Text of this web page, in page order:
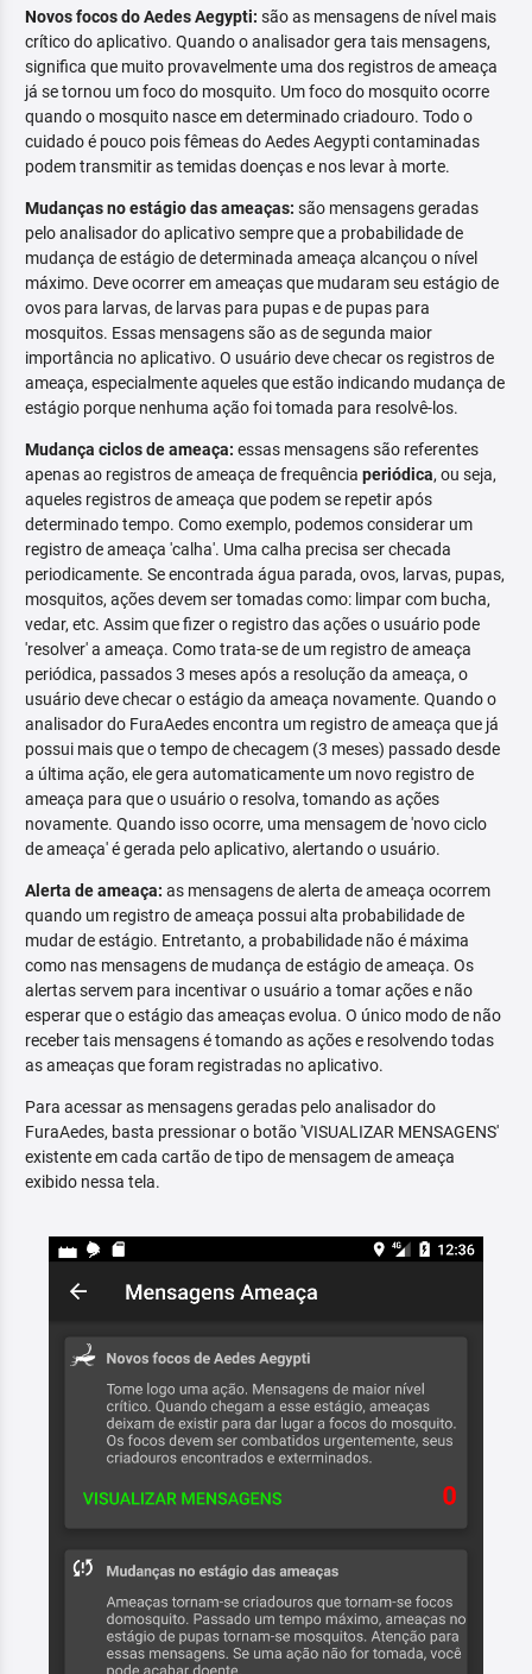
Novos focos do Aedes Aegypti: são as mensagens de nível mais
crítico do aplicativo. Quando o analisador gera tais mensagens,
significa que muito provavelmente uma dos registros de ameaça
já se tornou um foco do mosquito. Um foco do mosquito ocorre
quando o mosquito nasce em determinado criadouro. Todo o
cuidado é pouco pois fêmeas do Aedes Aegypti contaminadas
podem transmitir as temidas doenças e nos levar à morte.
Mudanças no estágio das ameaças: são mensagens geradas
pelo analisador do aplicativo sempre que a probabilidade de
mudança de estágio de determinada ameaça alcançou o nível
máximo. Deve ocorrer em ameaças que mudaram seu estágio de
ovos para larvas, de larvas para pupas e de pupas para
mosquitos. Essas mensagens são as de segunda maior
importância no aplicativo. O usuário deve checar os registros de
ameaça, especialmente aqueles que estão indicando mudança de
estágio porque nenhuma ação foi tomada para resolvê-los.
Mudança ciclos de ameaça: essas mensagens são referentes
apenas ao registros de ameaça de frequência periódica, ou seja,
aqueles registros de ameaça que podem se repetir após
determinado tempo. Como exemplo, podemos considerar um
registro de ameaça 'calha'. Uma calha precisa ser checada
periodicamente. Se encontrada água parada, ovos, larvas, pupas,
mosquitos, ações devem ser tomadas como: limpar com bucha,
vedar, etc. Assim que fizer o registro das ações o usuário pode
'resolver' a ameaça. Como trata-se de um registro de ameaça
periódica, passados 3 meses após a resolução da ameaça, o
usuário deve checar o estágio da ameaça novamente. Quando o
analisador do FuraAedes encontra um registro de ameaça que já
possui mais que o tempo de checagem (3 meses) passado desde
a última ação, ele gera automaticamente um novo registro de
ameaça para que o usuário o resolva, tomando as ações
novamente. Quando isso ocorre, uma mensagem de 'novo ciclo
de ameaça' é gerada pelo aplicativo, alertando o usuário.
Alerta de ameaça: as mensagens de alerta de ameaça ocorrem
quando um registro de ameaça possui alta probabilidade de
mudar de estágio. Entretanto, a probabilidade não é máxima
como nas mensagens de mudança de estágio de ameaça. Os
alertas servem para incentivar o usuário a tomar ações e não
esperar que o estágio das ameaças evolua. O único modo de não
receber tais mensagens é tomando as ações e resolvendo todas
as ameaças que foram registradas no aplicativo.
Para acessar as mensagens geradas pelo analisador do
FuraAedes, basta pressionar o botão 'VISUALIZAR MENSAGENS'
existente em cada cartão de tipo de mensagem de ameaça
exibido nessa tela.